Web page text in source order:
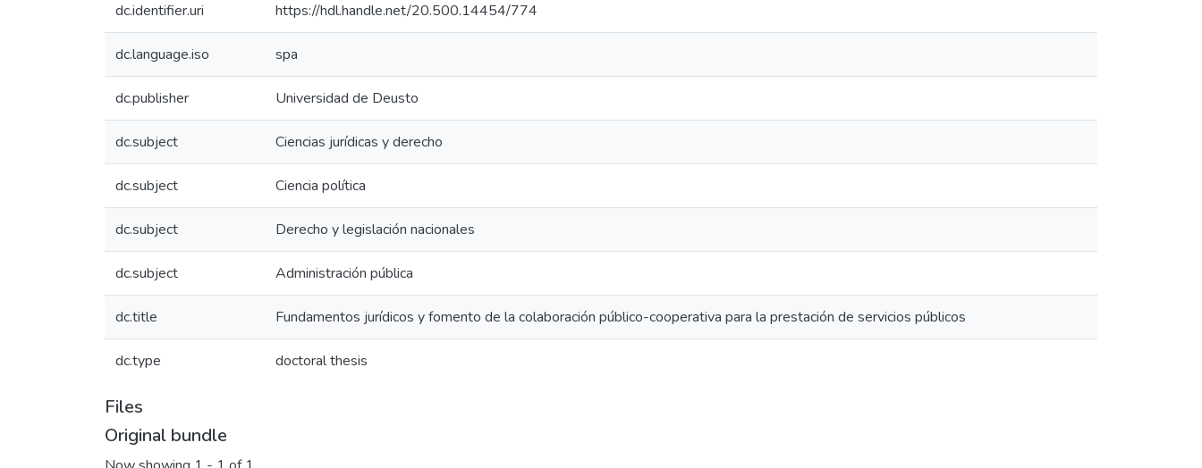
dc.identifier.uri https://hdl.handle.net/20.500.14454/774
dc.language.iso spa
dc.publisher Universidad de Deusto
dc.subject Ciencias jurídicas y derecho
dc.subject Ciencia política
dc.subject Derecho y legislación nacionales
dc.subject Administración pública
dc.title Fundamentos jurídicos y fomento de la colaboración público-cooperativa para la prestación de servicios públicos
dc.type doctoral thesis
Files
Original bundle